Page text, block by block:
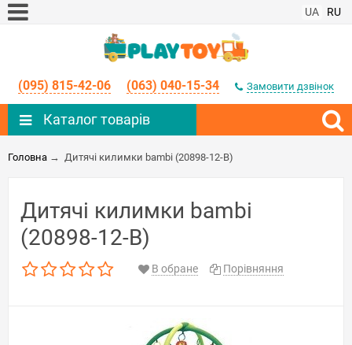
UA RU
(095) 815-42-06 (063) 040-15-34 Замовити дзвінок
Каталог товарів
Головна → Дитячі килимки bambi (20898-12-B)
Дитячі килимки bambi
(20898-12-B)
В обране Порівняння